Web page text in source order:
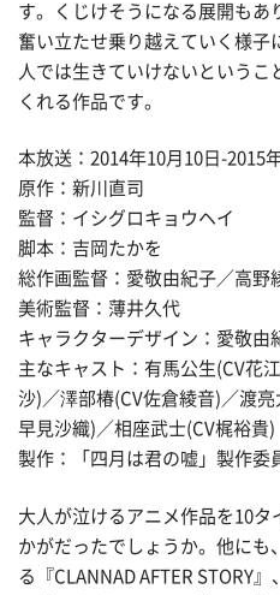
す。くじけそうになる展開もあ
奮い立たせ乗り越えていく様子
人では生きていけないという
くれる作品です。
本放送：2014年10月10日-2015
原作：新川直司
監督：イシグロキョウヘイ
脚本：吉岡たかを
総作画監督：愛敬由紀子／高野
美術監督：薄井久代
キャラクターデザイン：愛敬由
主なキャスト：有馬公生(CV花
沙)／澤部椿(CV佐倉綾音)／渡
早見沙織)／相座武士(CV梶裕貴)
製作：「四月は君の嘘」製作委
大人が泣けるアニメ作品を10
かがだったでしょうか。他にも
る『CLANNAD AFTER STORY